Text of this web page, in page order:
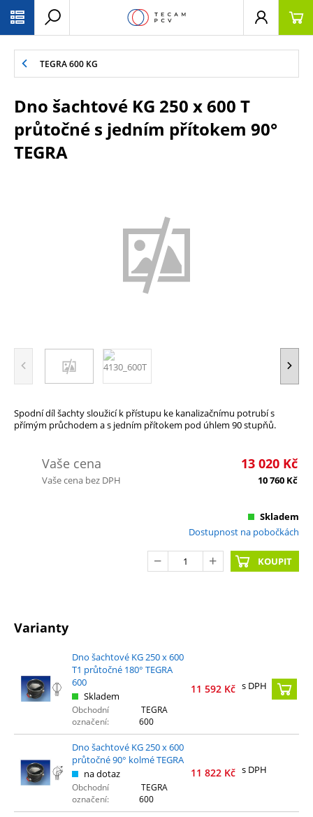
TEGRA 600 KG
Dno šachtové KG 250 x 600 T
průtočné s jedním přítokem 90°
TEGRA
Spodní díl šachty sloužicí k přístupu ke kanalizačnímu potrubí s
přímým průchodem a s jedním přítokem pod úhlem 90 stupňů.
Vaše cena 13 020 Kč
Vaše cena bez DPH 10 760 Kč
Skladem
Dostupnost na pobočkách
KOUPIT
Varianty
Dno šachtové KG 250 x 600
T1 průtočné 180° TEGRA
600
Skladem
Obchodní
označení:
TEGRA
600
11 592 Kč s DPH
Dno šachtové KG 250 x 600
průtočné 90° kolmé TEGRA
na dotaz
Obchodní
označení:
TEGRA
600
11 822 Kč s DPH